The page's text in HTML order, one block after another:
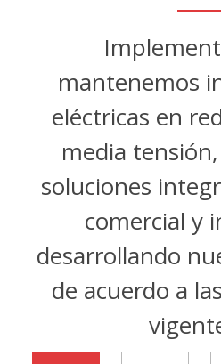
mantenemos
eléctricas en
media
soluciones
comercial y
desarrollando
de acuerdo a